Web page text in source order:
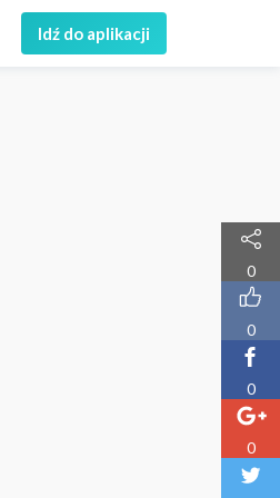
Idź do aplikacji
0
0
0
0